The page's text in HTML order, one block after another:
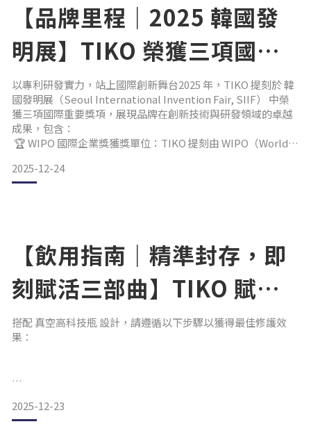
【品牌里程｜2025 韓國發
明展】TIKO 榮獲三項國際
創新大獎
以專利研發實力，站上國際創新舞台2025 年，TIKO 提刻於 韓
國發明展（Seoul International Invention Fair, SIIF） 中榮
獲三項國際重要獎項，展現品牌在創新技術與研發領域的卓越
成果，包含：
🏆 WIPO 國際企業獎獲獎單位：TIKO 提刻由 WIPO（World
頒發之國際企業獎，肯定品牌於智慧財產權與創新研發領域的
卓越表現與技術價值。
2025-12-24
【飲用指南｜精準封存，即
刻賦活三部曲】TIKO 賦活
飲的正確飲用方式
搭配 真空高科技瓶 設計，請遵循以下步驟以獲得最佳修護效
果：
Step 1. 喚醒：飲用前請搖勻
2025-12-23